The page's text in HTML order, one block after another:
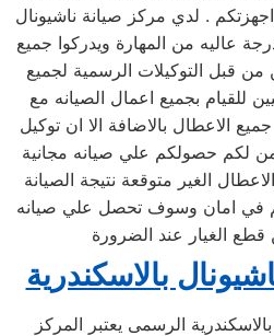
. لدي مركز صيانة ناشيونال
عاليه من المهارة ويدركوا جميع
من قبل التوكيلات الرسمية لجميع
للقيام بجميع اعمال الصيانه مع
الاعطال بالاضافة الا ان توكيل
لكم حصولكم علي صيانه مجانية
الغير متوقعة نتيجة الصيانة
في امان وسوف تحصل علي صيانه
بالاسكندرية
الرسمى يعتبر المركز